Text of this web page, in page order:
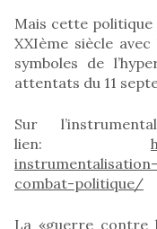
Mais cette politique
XXIème siècle
symboles de
attentats du 11
Sur
lien:
combat-politique/
La «guerre contre